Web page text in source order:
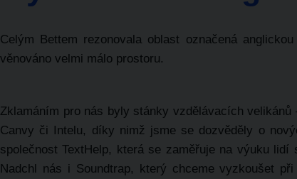
Celým Bettem rezonovala oblast označená
věnováno velmi málo prostoru.
Zklamáním pro nás byly stánky vzdělávacích
Canvy či Intelu, díky nimž jsme se dozvěděly o
společnost TextHelp, která se zaměřuje na výuku
Nadchl nás i Soundtrap, který chceme vyzkoušet